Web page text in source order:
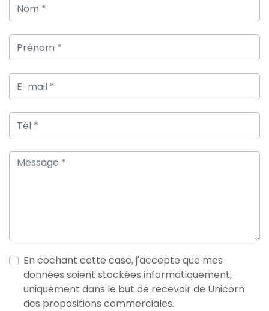
En cochant cette case, j'accepte que mes
données soient stockées informatiquement,
uniquement dans le but de recevoir de Unicorn
des propositions commerciales.